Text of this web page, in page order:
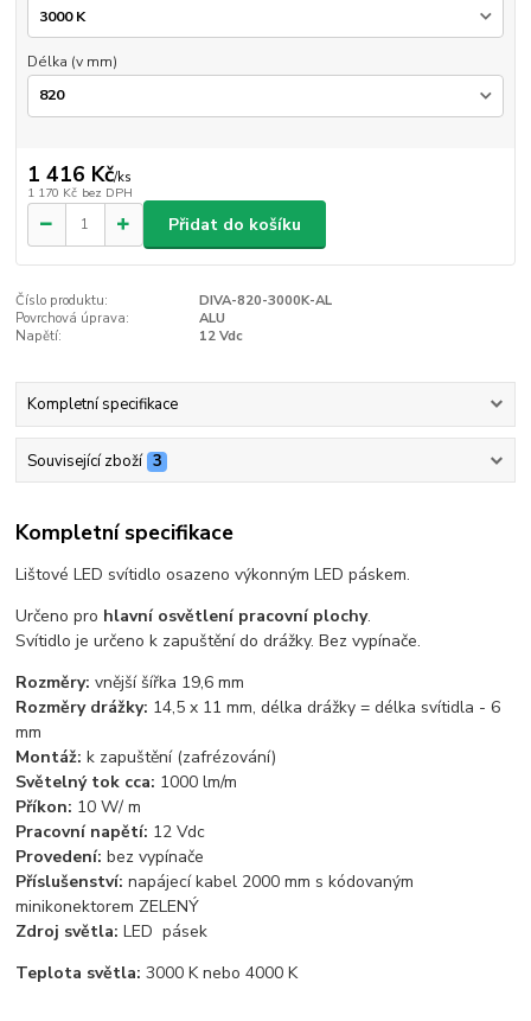
Délka (v mm)
1 416 Kč/ks
1 170 Kč bez DPH
Přidat do košíku
Číslo produktu:
DIVA-820-3000K-AL
Povrchová úprava:
ALU
Napětí:
12 Vdc
Kompletní specifikace
Související zboží 3
Kompletní specifikace
Lištové LED svítidlo osazeno výkonným LED páskem.
Určeno pro hlavní osvětlení pracovní plochy.
Svítidlo je určeno k zapuštění do drážky. Bez vypínače.
Rozměry: vnější šířka 19,6 mm
Rozměry drážky: 14,5 x 11 mm, délka drážky = délka svítidla - 6
mm
Montáž: k zapuštění (zafrézování)
Světelný tok cca: 1000 lm/m
Příkon: 10 W/ m
Pracovní napětí: 12 Vdc
Provedení:bez vypínače
Příslušenství:napájecí kabel 2000 mm s kódovaným
minikonektorem ZELENÝ
Zdroj světla:LED pásek
Teplota světla:3000 K nebo 4000 K